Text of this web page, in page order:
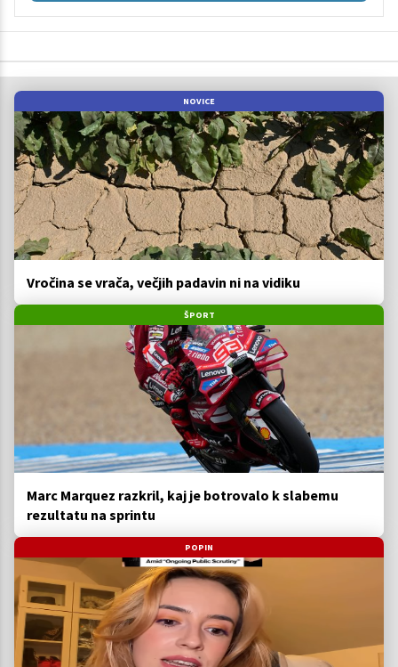
NOVICE
Vročina se vrača, večjih padavin ni na vidiku
ŠPORT
Marc Marquez razkril, kaj je botrovalo k slabemu
rezultatu na sprintu
POPIN